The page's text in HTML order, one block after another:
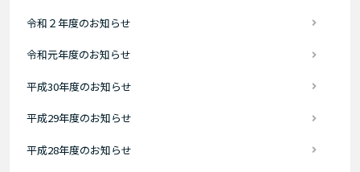
令和２年度のお知らせ
令和元年度のお知らせ
平成30年度のお知らせ
平成29年度のお知らせ
平成28年度のお知らせ